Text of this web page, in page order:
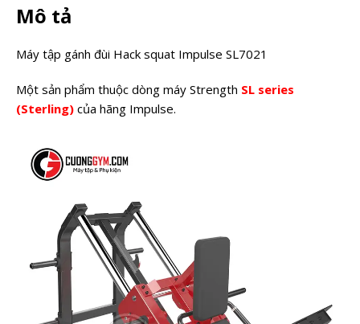
Mô tả
Máy tập gánh đùi Hack squat Impulse SL7021
Một sản phẩm thuộc dòng máy Strength SL series
(Sterling) của hãng Impulse.